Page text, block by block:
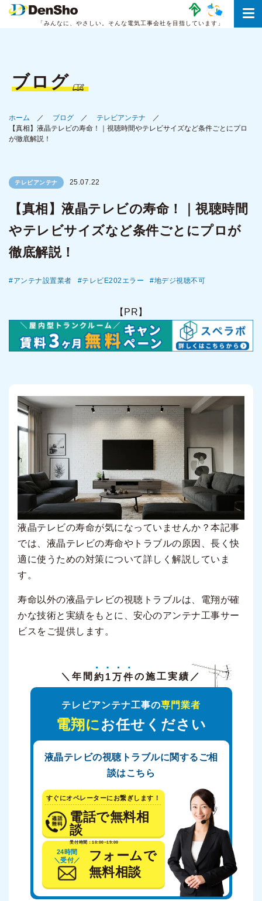
「みんなに、やさしい。 そんな電気工事会社を目指しています」
ブログ
ホーム ブログ
テレビアンテナ
【真相】液晶テレビの寿命！｜視聴時間やテレビサイズなど条件ごとにプロ
が徹底解説！
テレビアンテナ 25.07.22
【真相】液晶テレビの寿命！｜視聴時間
やテレビサイズなど条件ごとにプロが
徹底解説！
アンテナ設置業者 テレビE202エラー 地デジ視聴不可
【PR】
液晶テレビの寿命が気になっていませんか？本記事
では、液晶テレビの寿命やトラブルの原因、長く快
適に使うための対策について詳しく解説していま
す。
寿命以外の液晶テレビの視聴トラブルは、電翔が確
かな技術と実績をもとに、安心のアンテナ工事サー
ビスをご提供します。
＼年間 約1万件の施工実績／
テレビアンテナ工事の専門業者
電翔にお任せください
液晶テレビの視聴トラブルに関するご相
談はこちら
すぐにオペレーターにお繋ぎします！
電話で無料相
談
受付時間：10:00~19:00
24時間
＼受付／
フォームで
無料相談